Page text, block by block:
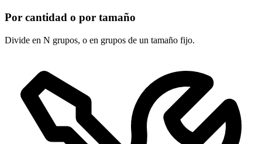
Por cantidad o por tamaño
Divide en N grupos, o en grupos de un tamaño fijo.